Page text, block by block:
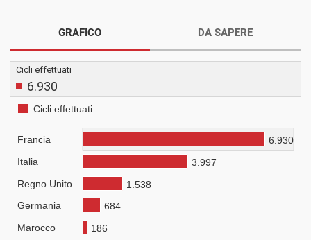
GRAFICO DA SAPERE